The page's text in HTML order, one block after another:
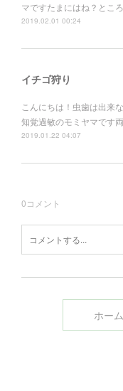
マですたまにはね？とこ
2019.02.01 00:24
イチゴ狩り
こんにちは！虫歯は出来
知覚過敏のモミヤマです
2019.01.22 04:07
0コメント
ホー